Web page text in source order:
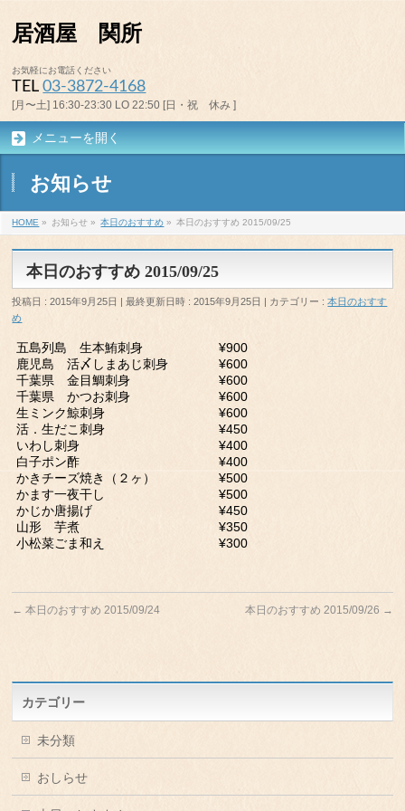
居酒屋 関所
お気軽にお電話ください
TEL03-3872-4168
[月〜土] 16:30-23:30 LO 22:50 [日・祝 休み ]
メニューを開く
お知らせ
HOME » お知らせ » 本日のおすすめ » 本日のおすすめ 2015/09/25
本日のおすすめ 2015/09/25
投稿日 : 2015年9月25日 最終更新日時 : 2015年9月25日 カテゴリー :本日のおすす
め
五島列島 生本鮪刺身 ¥900
鹿児島 活〆しまあじ刺身 ¥600
千葉県 金目鯛刺身 ¥600
千葉県 かつお刺身 ¥600
生ミンク鯨刺身 ¥600
活．生だこ刺身 ¥450
いわし刺身 ¥400
白子ポン酢 ¥400
かきチーズ焼き（２ヶ） ¥500
かます一夜干し ¥500
かじか唐揚げ ¥450
山形 芋煮 ¥350
小松菜ごま和え ¥300
← 本日のおすすめ 2015/09/24 本日のおすすめ 2015/09/26 →
カテゴリー
未分類
おしらせ